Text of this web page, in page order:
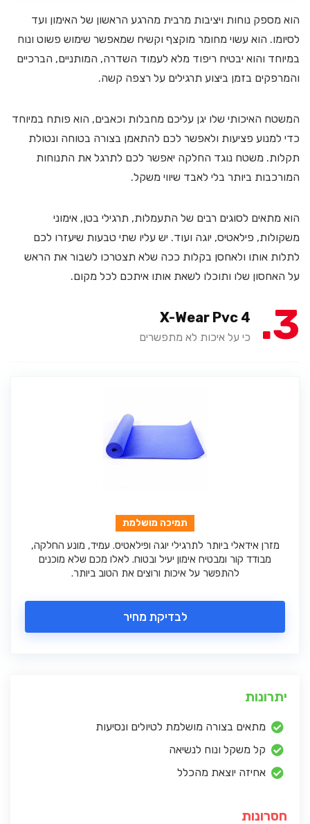
הוא מספק נוחות ויציבות מרבית מהרגע הראשון של האימון ועד
לסיומו. הוא עשוי מחומר מוקצף וקשיח שמאפשר שימוש פשוט ונוח
במיוחד והוא יבטיח ריפוד מלא לעמוד השדרה, המותניים, הברכיים
והמרפקים בזמן ביצוע תרגילים על רצפה קשה.
המשטח האיכותי שלו יגן עליכם מחבלות וכאבים, הוא פותח במיוחד
כדי למנוע פציעות ולאפשר לכם להתאמן בצורה בטוחה ונטולת
תקלות. משטח נוגד החלקה יאפשר לכם לתרגל את התנוחות
המורכבות ביותר בלי לאבד שיווי משקל.
הוא מתאים לסוגים רבים של התעמלות, תרגילי בטן, אימוני
משקולות, פילאטיס, יוגה ועוד. יש עליו שתי טבעות שיעזרו לכם
לתלות אותו ולאחסן בקלות ככה שלא תצטרכו לשבור את הראש
על האחסון שלו ותוכלו לשאת אותו איתכם לכל מקום.
3
X-Wear Pvc 4
כי על איכות לא מתפשרים
תמיכה מושלמת
מזרן אידאלי ביותר לתרגילי יוגה ופילאטיס. עמיד, מונע החלקה,
מבודד קור ומבטיח אימון יעיל ובטוח. לאלו מכם שלא מוכנים
להתפשר על איכות ורוצים את הטוב ביותר.
לבדיקת מחיר
יתרונות
מתאים בצורה מושלמת לטיולים ונסיעות
קל משקל ונוח לנשיאה
אחיזה יוצאת מהכלל
חסרונות